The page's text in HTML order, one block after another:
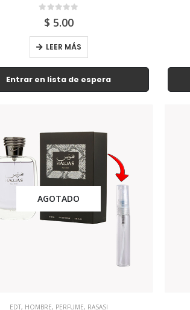
out of 5
$ 5.00
LEER MÁS
Entrar en lista de espera
AGOTADO
EDT, HOMBRE, PERFUME, RASASI